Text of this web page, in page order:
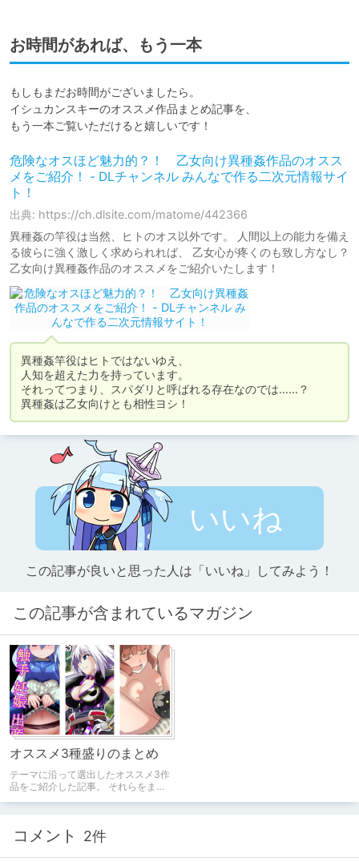
お時間があれば、もう一本
もしもまだお時間がございましたら。
イシュカンスキーのオススメ作品まとめ記事を、
もう一本ご覧いただけると嬉しいです！
危険なオスほど魅力的？！ 乙女向け異種姦作品のオスス
メをご紹介！ - DLチャンネル みんなで作る二次元情報サイ
ト！
出典: https://ch.dlsite.com/matome/442366
異種姦の竿役は当然、ヒトのオス以外です。 人間以上の能力を備え
る彼らに強く激しく求められれば、 乙女心が疼くのも致し方なし？
乙女向け異種姦作品のオススメをご紹介いたします！
異種姦竿役はヒトではないゆえ、
人知を超えた力を持っています。
それってつまり、スパダリと呼ばれる存在なのでは……？
異種姦は乙女向けとも相性ヨシ！
いいね
この記事が良いと思った人は「いいね」してみよう！
この記事が含まれているマガジン
オススメ3種盛りのまとめ
テーマに沿って選出したオススメ3作
品をご紹介した記事。 それらをまと
コメント 2件